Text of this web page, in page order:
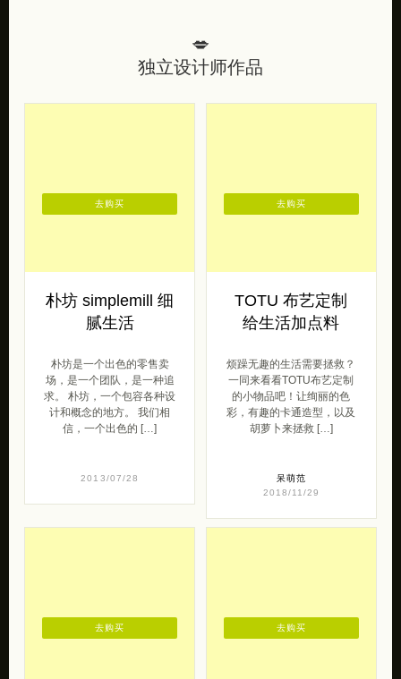
💋
独立设计师作品
朴坊 simplemill 细
腻生活
朴坊是一个出色的零售卖
场，是一个团队，是一种追
求。 朴坊，一个包容各种设
计和概念的地方。 我们相
信，一个出色的 […]
2013/07/28
去购买
TOTU 布艺定制
给生活加点料
烦躁无趣的生活需要拯救？
一同来看看TOTU布艺定制
的小物品吧！让绚丽的色
彩，有趣的卡通造型，以及
胡萝卜来拯救 […]
呆萌范
2018/11/29
去购买
去购买 去购买